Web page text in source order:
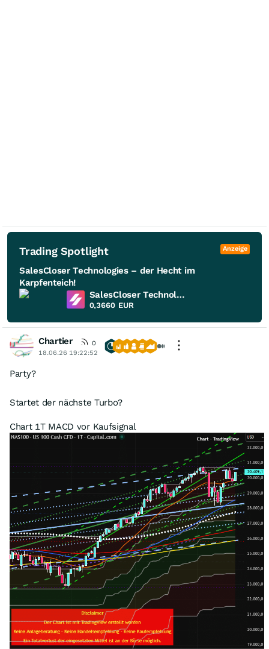
Trading Spotlight Anzeige
SalesCloser Technologies – der Hecht im
Karpfenteich!
SalesCloser Technologies
0,3660 EUR
Chartier
0
18.06.26 19:22:52
Party?
Startet der nächste Turbo?
Chart 1T MACD vor Kaufsignal